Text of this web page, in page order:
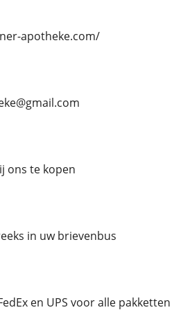
apotheke.com/
ons te kopen
in uw brievenbus
en UPS voor alle pakketten